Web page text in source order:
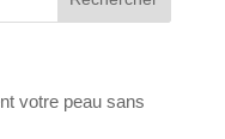
votre peau sans